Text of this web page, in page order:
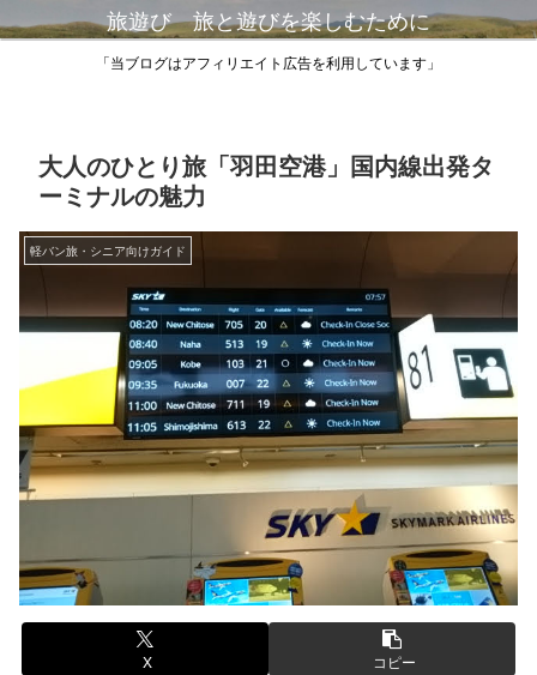
旅遊び 旅と遊びを楽しむために
「当ブログはアフィリエイト広告を利用しています」
大人のひとり旅「羽田空港」国内線出発タ
ーミナルの魅力
軽バン旅・シニア向けガイド
X コピー